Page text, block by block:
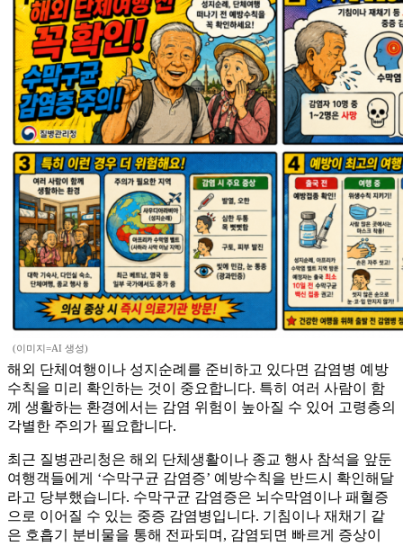
(이미지=AI 생성)
해외 단체여행이나 성지순례를 준비하고 있다면 감염병 예방
수칙을 미리 확인하는 것이 중요합니다. 특히 여러 사람이 함
께 생활하는 환경에서는 감염 위험이 높아질 수 있어 고령층의
각별한 주의가 필요합니다.
최근 질병관리청은 해외 단체생활이나 종교 행사 참석을 앞둔
여행객들에게 ‘수막구균 감염증’ 예방수칙을 반드시 확인해달
라고 당부했습니다. 수막구균 감염증은 뇌수막염이나 패혈증
으로 이어질 수 있는 중증 감염병입니다. 기침이나 재채기 같
은 호흡기 분비물을 통해 전파되며, 감염되면 빠르게 증상이